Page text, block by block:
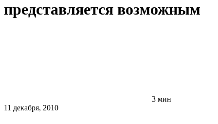
представляется возможным
3 мин
11 декабря, 2010